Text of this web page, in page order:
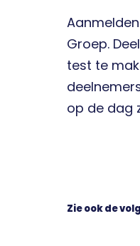
Groep.
test te
op de dag
Zie ook de